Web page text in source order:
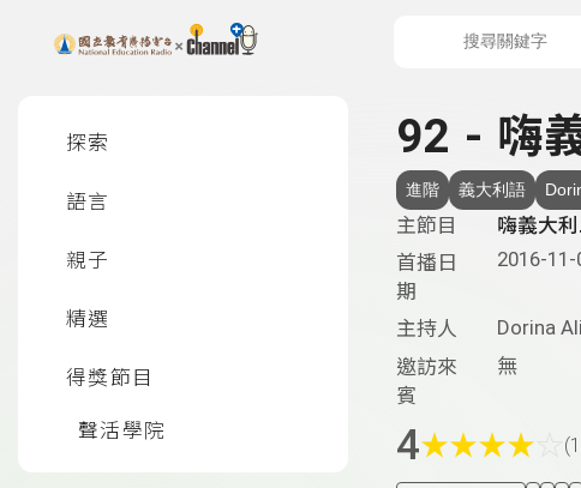
上方功能區塊
探索
語言
親子
精選
得獎節目
聲活學院
92 - 嗨
進階 義大利語
主節目
嗨義大
首播日
期
2016-11-
主持人
Dorina
邀訪來
賓
無
4★★★★